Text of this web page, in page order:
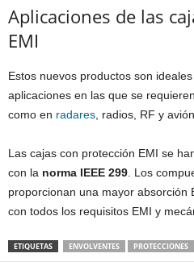
Aplicaciones de las
EMI
Estos nuevos productos son
aplicaciones en las que se requieren
como en radares , radios, RF y
Las cajas con protección EMI se
con la norma IEEE 299 . Los
proporcionan una mayor absorción
con todos los requisitos EMI y
ETIQUETAS ENVOLVENTES PROTECCIONES